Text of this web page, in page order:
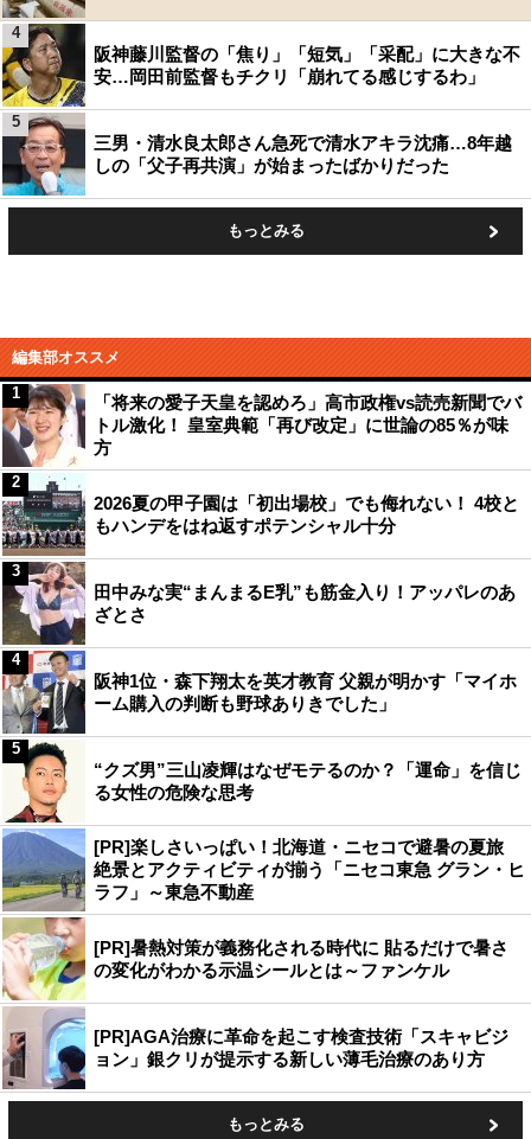
阪神藤川監督の「焦り」「短気」「采配」に大きな不
安…岡田前監督もチクリ「崩れてる感じするわ」
4
三男・清水良太郎さん急死で清水アキラ沈痛…8年越
しの「父子再共演」が始まったばかりだった
5
もっとみる
編集部オススメ
「将来の愛子天皇を認めろ」高市政権vs読売新聞でバ
トル激化！ 皇室典範「再び改定」に世論の85％が味
方
1
2026夏の甲子園は「初出場校」でも侮れない！ 4校と
もハンデをはね返すポテンシャル十分
2
田中みな実“まんまるE乳”も筋金入り！アッパレのあ
ざとさ
3
阪神1位・森下翔太を英才教育 父親が明かす「マイホ
ーム購入の判断も野球ありきでした」
4
“クズ男”三山凌輝はなぜモテるのか？「運命」を信じ
る女性の危険な思考
5
[PR]楽しさいっぱい！北海道・ニセコで避暑の夏旅
絶景とアクティビティが揃う「ニセコ東急 グラン・ヒ
ラフ」～東急不動産
[PR]暑熱対策が義務化される時代に 貼るだけで暑さ
の変化がわかる示温シールとは～ファンケル
[PR]AGA治療に革命を起こす検査技術「スキャビジ
ョン」銀クリが提示する新しい薄毛治療のあり方
もっとみる